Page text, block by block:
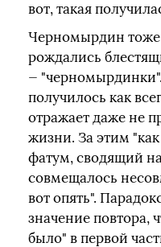
вот, такая
Черномырдин тоже
рождались
— "черномырдинки".
получилось как
отражает даже не
жизни. За этим "как
фатум, сводящий
совмещалось
вот опять".
значение повтора,
было" в первой